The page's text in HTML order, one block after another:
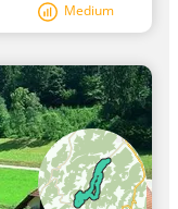
Medium